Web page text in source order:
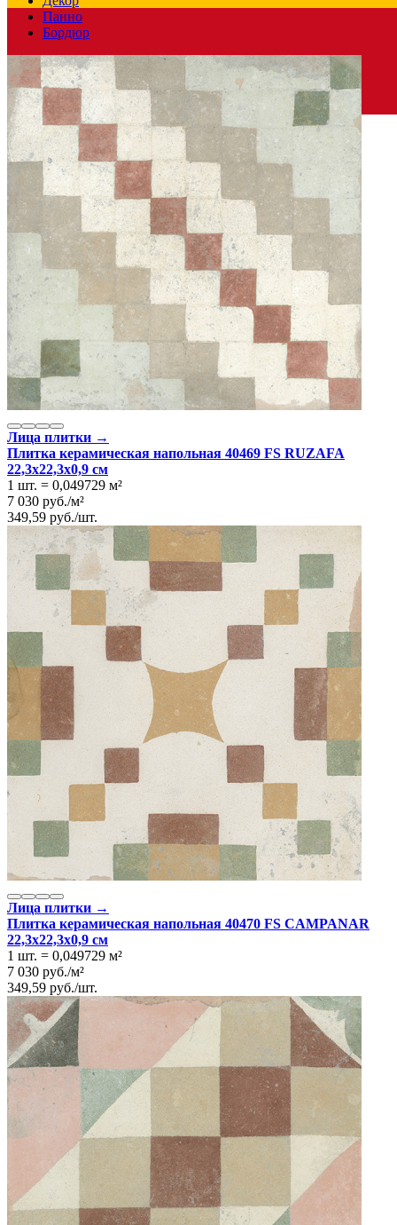
Испания
ПроизводительPERONDA CERAMICAS
Вес0.35 кг
Размеры
Размеры 8х32 см
Ширина
8 см
Длина
32 см
Свойства
Назначение
Ванная комната, Кухня
Имитация поверхностиМоноколор, Пэчворк
Панно
Бордюр
Лица плитки →
Плитка керамическая напольная 40469 FS RUZAFA
22,3x22,3x0,9 см
1 шт. = 0,049729 м²
7 030 руб./м²
349,59 руб./шт.
Лица плитки →
Плитка керамическая напольная 40470 FS CAMPANAR
22,3x22,3x0,9 см
1 шт. = 0,049729 м²
7 030 руб./м²
349,59 руб./шт.